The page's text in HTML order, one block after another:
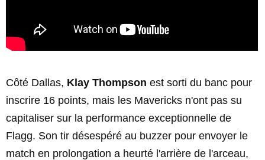
Côté Dallas, Klay Thompson est sorti du banc pour
inscrire 16 points, mais les Mavericks n'ont pas su
capitaliser sur la performance exceptionnelle de
Flagg. Son tir désespéré au buzzer pour envoyer le
match en prolongation a heurté l'arrière de l'arceau,